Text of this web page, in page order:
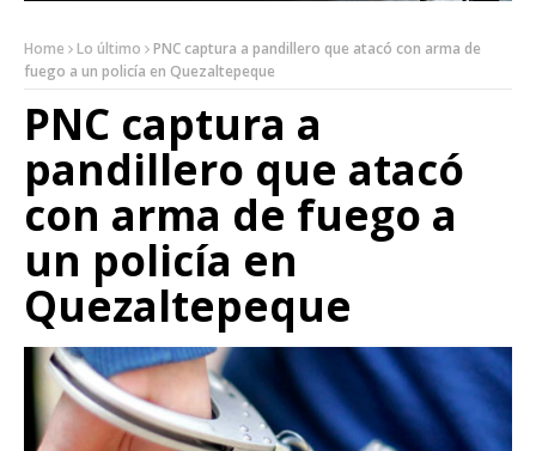
Home Lo último
PNC captura a pandillero que atacó con arma de
fuego a un policía en Quezaltepeque
PNC captura a
pandillero que atacó
con arma de fuego a
un policía en
Quezaltepeque